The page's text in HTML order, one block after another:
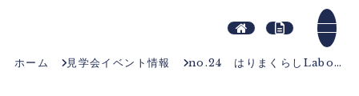
ホーム 見学会イベント情報 no.24 はりまくらしLabo セミナー